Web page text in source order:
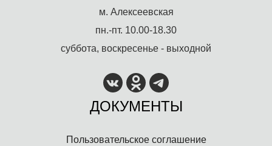
м. Алексеевская
пн.-пт. 10.00-18.30
суббота, воскресенье - выходной
ДОКУМЕНТЫ
Пользовательское соглашение